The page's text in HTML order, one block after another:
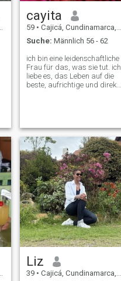
cayita
59 • Cajicá, Cundinamarca, Kolumbien
Suche: Männlich 56 - 62
ich bin eine leidenschaftliche
Frau für das, was sie tut. ich
liebe es, das Leben auf die
beste, aufrichtige und direkte
Liz
39 • Cajicá, Cundinamarca, Kolumbien